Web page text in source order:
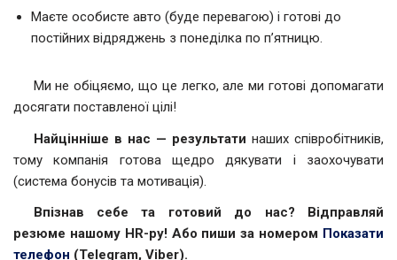
Маєте особисте авто (буде перевагою) і готові до
постійних відряджень з понеділка по п’ятницю.
Ми не обіцяємо, що це легко, але ми готові допомагати
досягати поставленої цілі!
Найцінніше в нас — результати наших співробітників,
тому компанія готова щедро дякувати і заохочувати
(система бонусів та мотивація).
Впізнав себе та готовий до нас? Відправляй
резюме нашому HR-ру! Або пиши за номером Показати
телефон (Telegram, Viber).